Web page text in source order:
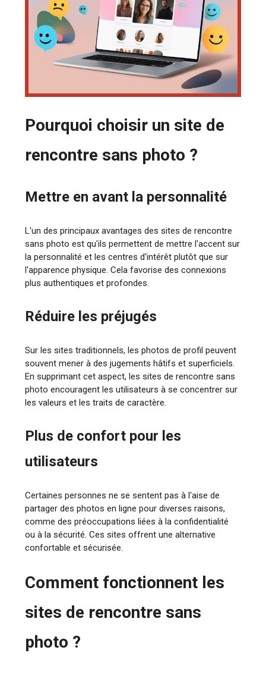
Pourquoi choisir un site de
rencontre sans photo ?
Mettre en avant la personnalité
L'un des principaux avantages des sites de rencontre
sans photo est qu'ils permettent de mettre l'accent sur
la personnalité et les centres d'intérêt plutôt que sur
l'apparence physique. Cela favorise des connexions
plus authentiques et profondes.
Réduire les préjugés
Sur les sites traditionnels, les photos de profil peuvent
souvent mener à des jugements hâtifs et superficiels.
En supprimant cet aspect, les sites de rencontre sans
photo encouragent les utilisateurs à se concentrer sur
les valeurs et les traits de caractère.
Plus de confort pour les
utilisateurs
Certaines personnes ne se sentent pas à l'aise de
partager des photos en ligne pour diverses raisons,
comme des préoccupations liées à la confidentialité
ou à la sécurité. Ces sites offrent une alternative
confortable et sécurisée.
Comment fonctionnent les
sites de rencontre sans
photo ?